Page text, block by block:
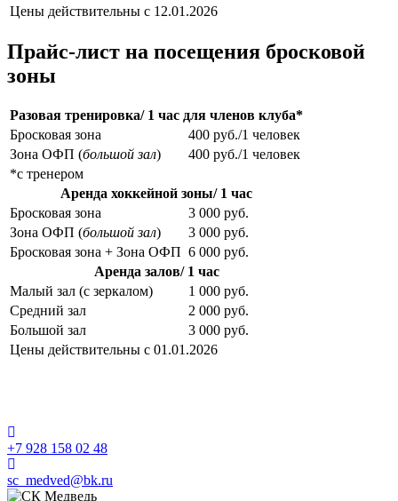
Цены действительны с 12.01.2026
Прайс-лист на посещения бросковой
зоны
Разовая тренировка/ 1 час для членов клуба*
Бросковая зона
400 руб./1 человек
Зона ОФП (большой зал)
400 руб./1 человек
*с тренером
Аренда хоккейной зоны/ 1 час
Бросковая зона
3 000 руб.
Зона ОФП (большой зал)
3 000 руб.
Бросковая зона + Зона ОФП 6 000 руб.
Аренда залов/ 1 час
Малый зал (с зеркалом)
1 000 руб.
Средний зал
2 000 руб.
Большой зал
3 000 руб.
Цены действительны с 01.01.2026
+7 928 158 02 48
sc_medved@bk.ru